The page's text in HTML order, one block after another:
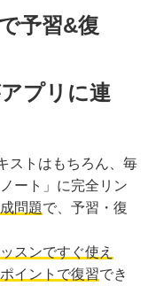
予習&復
プリに連
ストはもちろん、毎
ート」に完全リン
問題で、予習・復
スンですぐ使え
イントで復習でき